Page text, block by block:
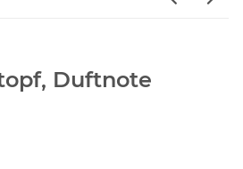
Duftnote